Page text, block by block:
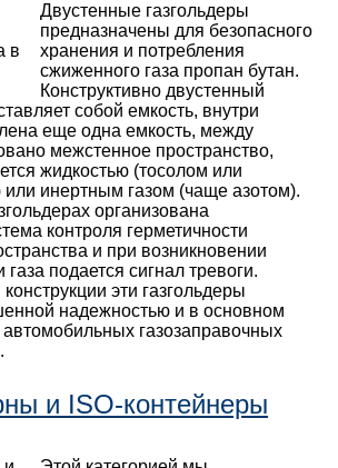
Двустенные газгольдеры
предназначены для безопасного
хранения и потребления
сжиженного газа пропан бутан.
Конструктивно двустенный
собой емкость, внутри
еще одна емкость, между
межстенное пространство,
жидкостью (тосолом или
или инертным газом (чаще азотом).
организована
контроля герметичности
и при возникновении
подается сигнал тревоги.
эти газгольдеры
надежностью и в основном
газозаправочных
и ISO-контейнеры